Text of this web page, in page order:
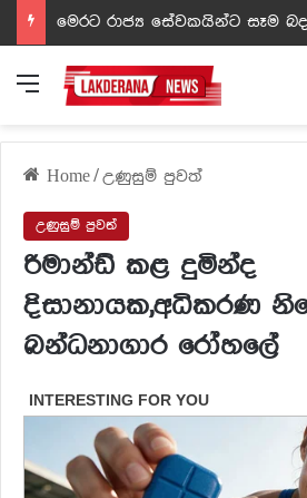
ඩඩ්ලිට දෙවෙනි නොවූ රත්න සහල්
Menu
Home/උණුසුම් පුවත්
උණුසුම් පුවත්
රිමාන්ඩ් කළ දුමින්ද
දිසානායක,අධිකරණ
බන්ධනාගාර රෝහලේ